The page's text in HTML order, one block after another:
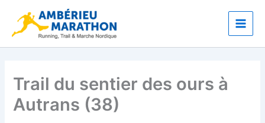
contenu
Main
Trail du sentier des ours à
Autrans (38)